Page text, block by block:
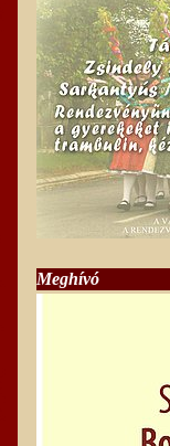
Meghívó